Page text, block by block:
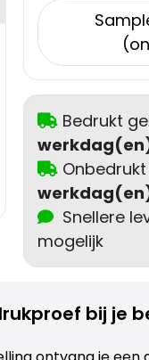
Bedrukt
Snellere
mogelijk
bij je